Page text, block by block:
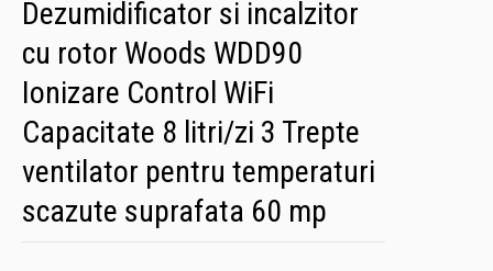
Dezumidificator si incalzitor
cu rotor Woods WDD90
Ionizare Control WiFi
Capacitate 8 litri/zi 3 Trepte
ventilator pentru temperaturi
scazute suprafata 60 mp